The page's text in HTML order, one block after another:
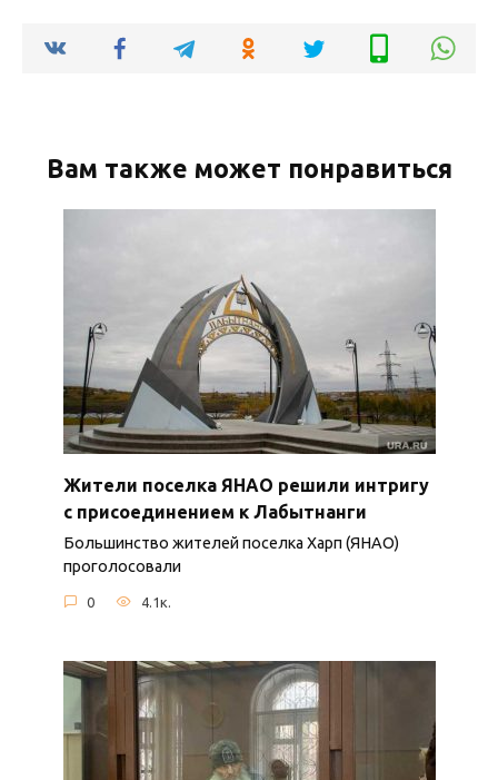
Вам также может понравиться
Жители поселка ЯНАО решили интригу
с присоединением к Лабытнанги
Большинство жителей поселка Харп (ЯНАО)
проголосовали
0 4.1к.